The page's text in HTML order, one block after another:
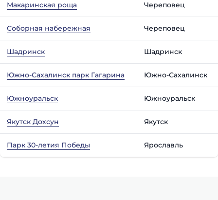
Макаринская роща Череповец
Соборная набережная Череповец
Шадринск Шадринск
Южно-Сахалинск парк Гагарина Южно-Сахалинск
Южноуральск Южноуральск
Якутск Дохсун Якутск
Парк 30-летия Победы Ярославль